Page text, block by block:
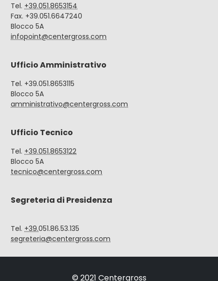
Tel. +39.051.8653154
Fax. +39.051.6647240
Blocco 5A
infopoint@centergross.com
Ufficio Amministrativo
Tel. +39.051.8653115
Blocco 5A
amministrativo@centergross.com
Ufficio Tecnico
Tel. +39.051.8653122
Blocco 5A
tecnico@centergross.com
Segreteria di Presidenza
Tel. +39.051.86.53.135
segreteria@centergross.com
© 2021 Centergross